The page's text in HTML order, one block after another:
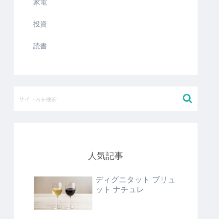
家電
投資
読書
人気記事
ディグニタット ブリュ
ット ナチュレ